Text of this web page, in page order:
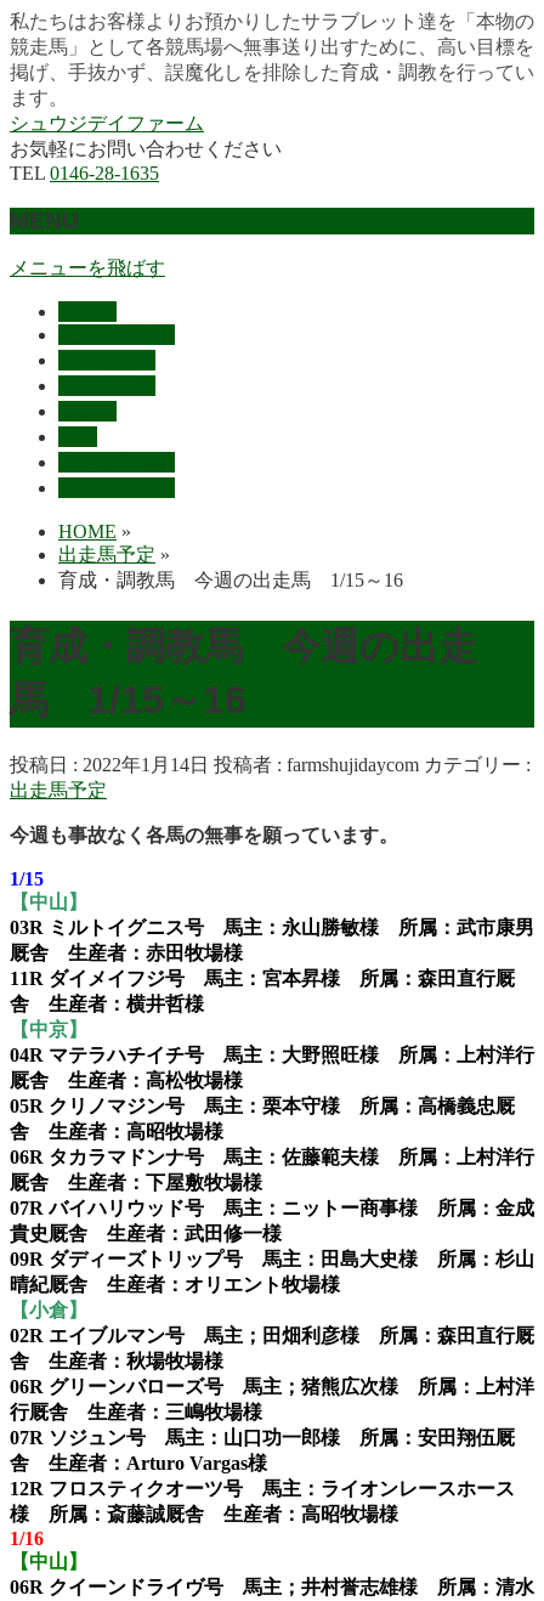
私たちはお客様よりお預かりしたサラブレット達を「本物の
競走馬」として各競馬場へ無事送り出すために、高い目標を
掲げ、手抜かず、誤魔化しを排除した育成・調教を行ってい
ます。
シュウジデイファーム
お気軽にお問い合わせください
TEL 0146-28-1635
MENU
メニューを飛ばす
HOME »
出走馬予定 »
育成・調教馬 今週の出走馬 1/15～16
育成・調教馬 今週の出走
馬 1/15～16
投稿日 : 2022年1月14日 投稿者 : farmshujidaycom カテゴリー :
出走馬予定
今週も事故なく各馬の無事を願っています。
1/15
【中山】
03R ミルトイグニス号 馬主：永山勝敏様 所属：武市康男
厩舎 生産者：赤田牧場様
11R ダイメイフジ号 馬主：宮本昇様 所属：森田直行厩
舎 生産者：横井哲様
【中京】
04R マテラハチイチ号 馬主：大野照旺様 所属：上村洋行
厩舎 生産者：高松牧場様
05R クリノマジン号 馬主：栗本守様 所属：高橋義忠厩
舎 生産者：高昭牧場様
06R タカラマドンナ号 馬主：佐藤範夫様 所属：上村洋行
厩舎 生産者：下屋敷牧場様
07R バイハリウッド号 馬主：ニットー商事様 所属：金成
貴史厩舎 生産者：武田修一様
09R ダディーズトリップ号 馬主：田島大史様 所属：杉山
晴紀厩舎 生産者：オリエント牧場様
【小倉】
02R エイブルマン号 馬主；田畑利彦様 所属：森田直行厩
舎 生産者：秋場牧場様
06R グリーンバローズ号 馬主；猪熊広次様 所属：上村洋
行厩舎 生産者：三嶋牧場様
07R ソジュン号 馬主：山口功一郎様 所属：安田翔伍厩
舎 生産者：Arturo Vargas様
12R フロスティクオーツ号 馬主：ライオンレースホース
様 所属：斎藤誠厩舎 生産者：高昭牧場様
1/16
【中山】
06R クイーンドライヴ号 馬主；井村誉志雄様 所属：清水